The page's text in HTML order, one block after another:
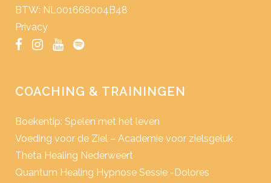
BTW: NL001668004B48
Privacy
COACHING & TRAININGEN
Boekentip: Spelen met het leven
Voeding voor de Ziel – Academie voor zielsgeluk
Theta Healing Nederweert
Quantum Healing Hypnose Sessie -Dolores